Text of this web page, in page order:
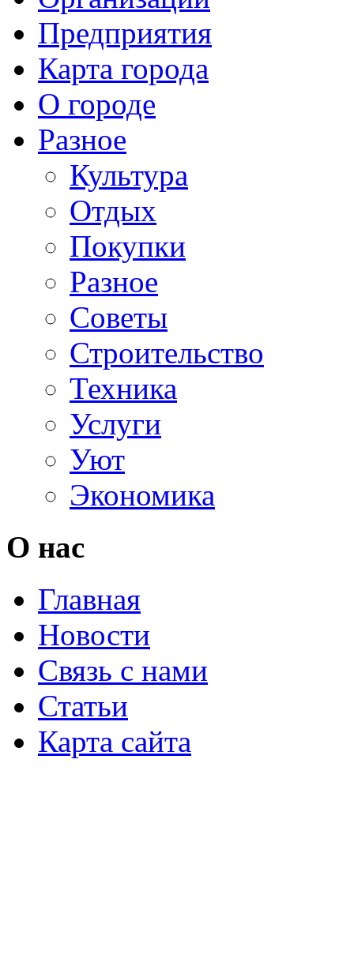
Предприятия
Карта города
О городе
Разное
Культура
Отдых
Покупки
Разное
Советы
Строительство
Техника
Услуги
Уют
Экономика
О нас
Главная
Новости
Связь с нами
Статьи
Карта сайта